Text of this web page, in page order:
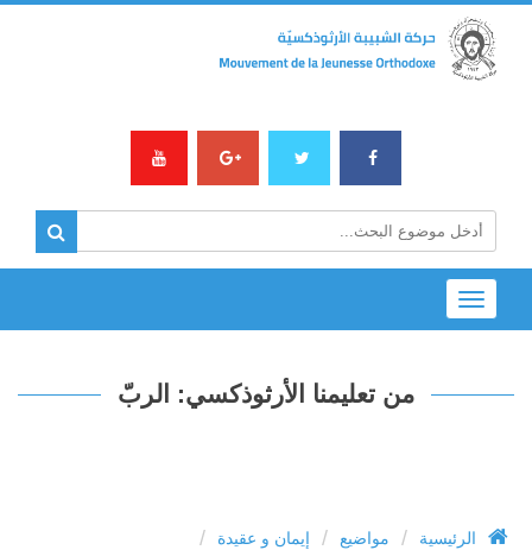
Toggle
navigation
من تعليمنا الأرثوذكسي: الربّ
الرئيسية / مواضيع / إيمان و عقيدة /